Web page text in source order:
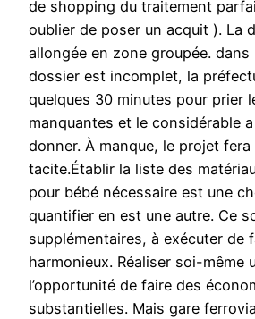
de shopping du traitement
oublier de poser un acquit ). La
allongée en zone groupée. dans
dossier est incomplet, la
quelques 30 minutes pour prier
manquantes et le considérable
donner. À manque, le projet fera
tacite.Établir la liste des
pour bébé nécessaire est une
quantifier en est une autre. Ce
supplémentaires, à exécuter de
harmonieux. Réaliser soi-même
l’opportunité de faire des
substantielles. Mais gare